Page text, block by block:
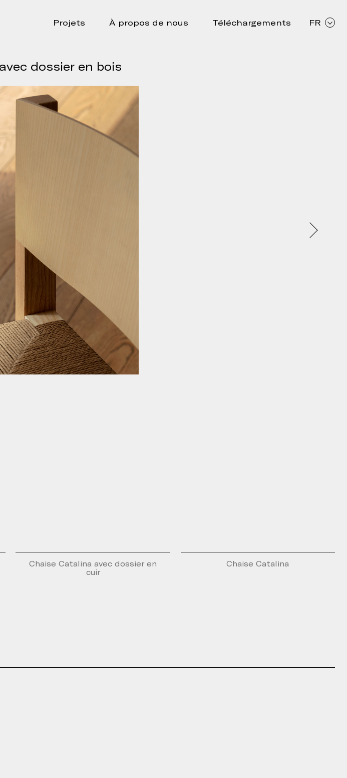
Projets À propos de nous Téléchargements FR
dossier en bois
Chaise Catalina avec dossier en
cuir
Chaise Catalina